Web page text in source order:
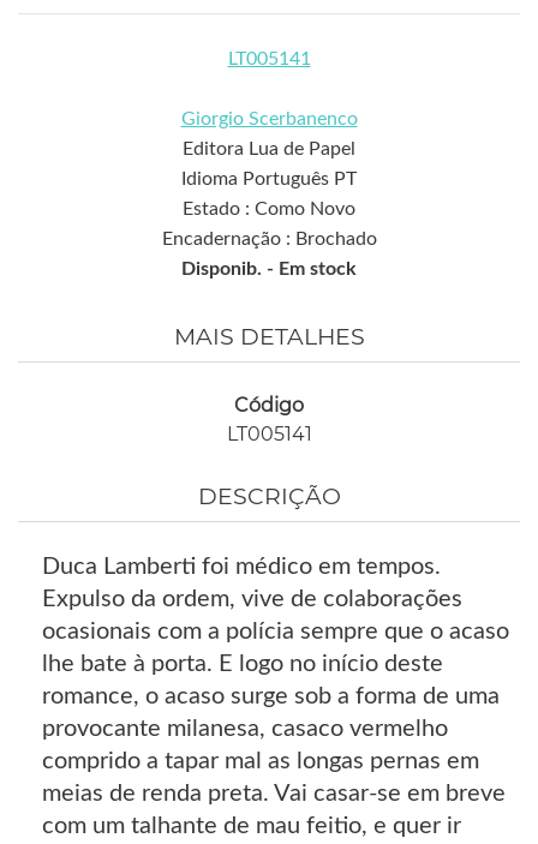
LT005141
Giorgio Scerbanenco
Editora Lua de Papel
Idioma Português PT
Estado : Como Novo
Encadernação : Brochado
Disponib. - Em stock
MAIS DETALHES
Código
LT005141
DESCRIÇÃO
Duca Lamberti foi médico em tempos.
Expulso da ordem, vive de colaborações
ocasionais com a polícia sempre que o acaso
lhe bate à porta. E logo no início deste
romance, o acaso surge sob a forma de uma
provocante milanesa, casaco vermelho
comprido a tapar mal as longas pernas em
meias de renda preta. Vai casar-se em breve
com um talhante de mau feitio, e quer ir